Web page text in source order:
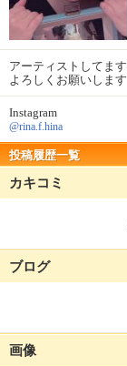
アーティストしてま
よろしくお願いします
Instagram
@rina.f.hina
投稿履歴一覧
カキコミ
ブログ
画像